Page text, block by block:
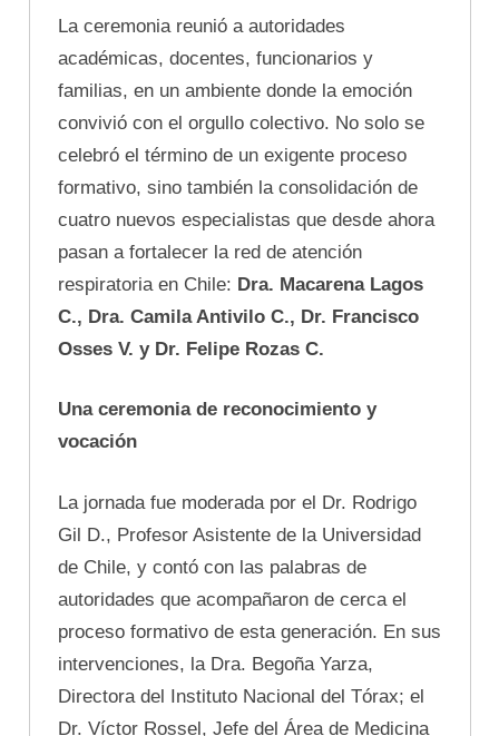
La ceremonia reunió a autoridades
académicas, docentes, funcionarios y
familias, en un ambiente donde la emoción
convivió con el orgullo colectivo. No solo se
celebró el término de un exigente proceso
formativo, sino también la consolidación de
cuatro nuevos especialistas que desde ahora
pasan a fortalecer la red de atención
respiratoria en Chile: Dra. Macarena Lagos
C., Dra. Camila Antivilo C., Dr. Francisco
Osses V. y Dr. Felipe Rozas C.
Una ceremonia de reconocimiento y
vocación
La jornada fue moderada por el Dr. Rodrigo
Gil D., Profesor Asistente de la Universidad
de Chile, y contó con las palabras de
autoridades que acompañaron de cerca el
proceso formativo de esta generación. En sus
intervenciones, la Dra. Begoña Yarza,
Directora del Instituto Nacional del Tórax; el
Dr. Víctor Rossel, Jefe del Área de Medicina